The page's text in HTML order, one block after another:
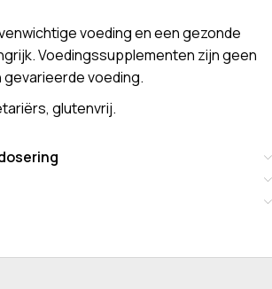
voeding en een gezonde
Voedingssupplementen zijn geen
gevarieerde voeding.
glutenvrij.